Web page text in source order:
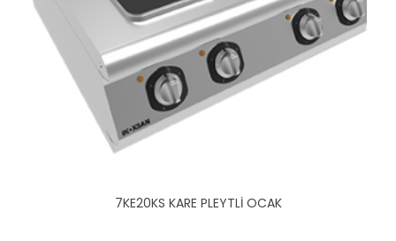
7KE20KS KARE PLEYTLİ OCAK